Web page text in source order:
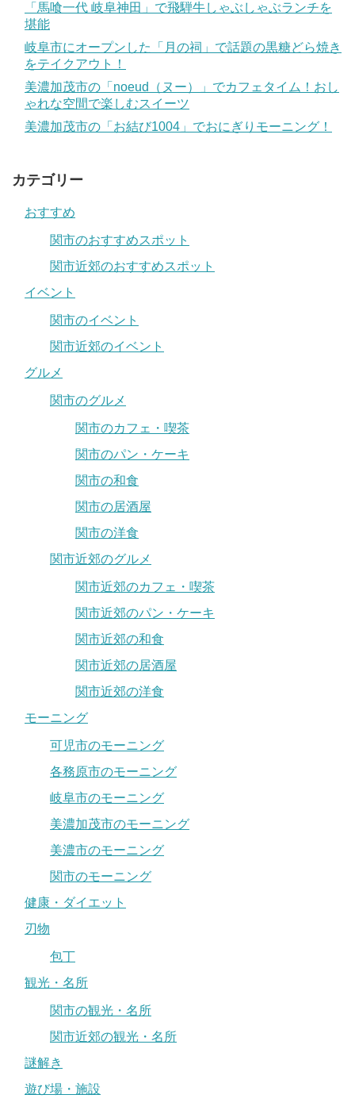
「馬喰一代 岐阜神田」で飛騨牛しゃぶしゃぶランチを
堪能
岐阜市にオープンした「月の祠」で話題の黒糖どら焼き
をテイクアウト！
美濃加茂市の「noeud（ヌー）」でカフェタイム！おし
ゃれな空間で楽しむスイーツ
美濃加茂市の「お結び1004」でおにぎりモーニング！
カテゴリー
おすすめ
関市のおすすめスポット
関市近郊のおすすめスポット
イベント
関市のイベント
関市近郊のイベント
グルメ
関市のグルメ
関市のカフェ・喫茶
関市のパン・ケーキ
関市の和食
関市の居酒屋
関市の洋食
関市近郊のグルメ
関市近郊のカフェ・喫茶
関市近郊のパン・ケーキ
関市近郊の和食
関市近郊の居酒屋
関市近郊の洋食
モーニング
可児市のモーニング
各務原市のモーニング
岐阜市のモーニング
美濃加茂市のモーニング
美濃市のモーニング
関市のモーニング
健康・ダイエット
刃物
包丁
観光・名所
関市の観光・名所
関市近郊の観光・名所
謎解き
遊び場・施設